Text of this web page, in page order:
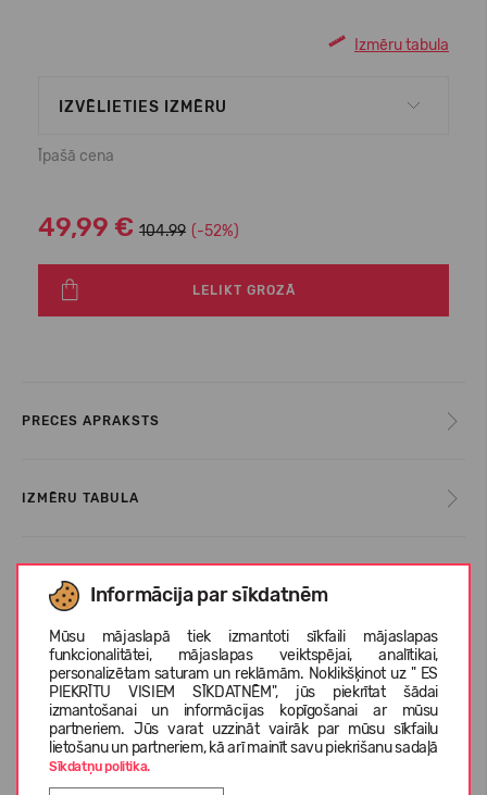
Informācija par sīkdatnēm
Mūsu mājaslapā tiek izmantoti sīkfaili mājaslapas
funkcionalitātei, mājaslapas veiktspējai, analītikai,
personalizētam saturam un reklāmām. Noklikšķinot uz " ES
PIEKRĪTU VISIEM SĪKDATNĒM", jūs piekrītat šādai
izmantošanai un informācijas kopīgošanai ar mūsu
partneriem. Jūs varat uzzināt vairāk par mūsu sīkfailu
lietošanu un partneriem, kā arī mainīt savu piekrišanu sadaļā
Sīkdatņu politika.
Izmēru tabula
IZVĒLIETIES IZMĒRU
Īpašā cena
49,99 € 104.99 (-52%)
LELIKT GROZĀ
PRECES APRAKSTS
IZMĒRU TABULA
PAR EL NATURALISTA
KLIENTU ATSAUKSMES (0)